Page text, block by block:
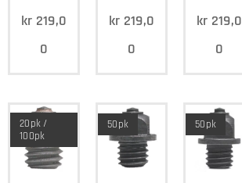
kr 219,0
0
kr 219,0
0
kr 219,0
0
20pk /
100pk
50pk 50pk